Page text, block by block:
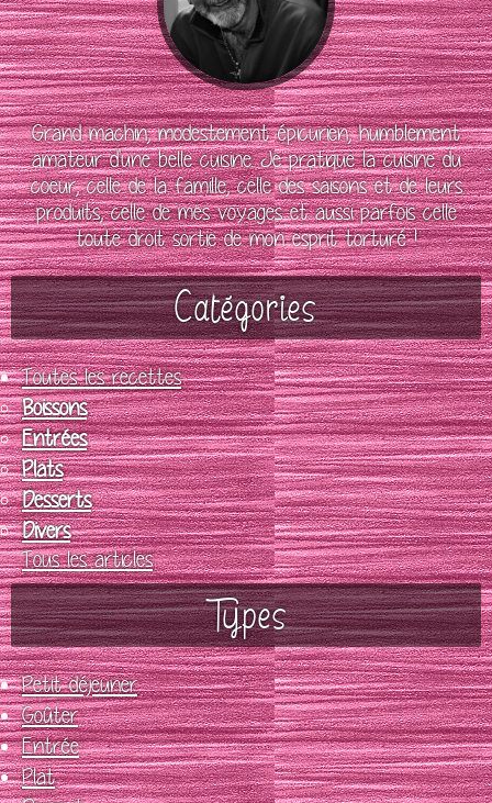
Grand machin, modestement épicurien, humblement
amateur d'une belle cuisine. Je pratique la cuisine du
coeur, celle de la famille, celle des saisons et de leurs
produits, celle de mes voyages et aussi parfois celle
toute droit sortie de mon esprit torturé !
Catégories
Toutes les recettes
Boissons
Entrées
Plats
Desserts
Divers
Tous les articles
Types
Petit déjeuner
Goûter
Entrée
Plat